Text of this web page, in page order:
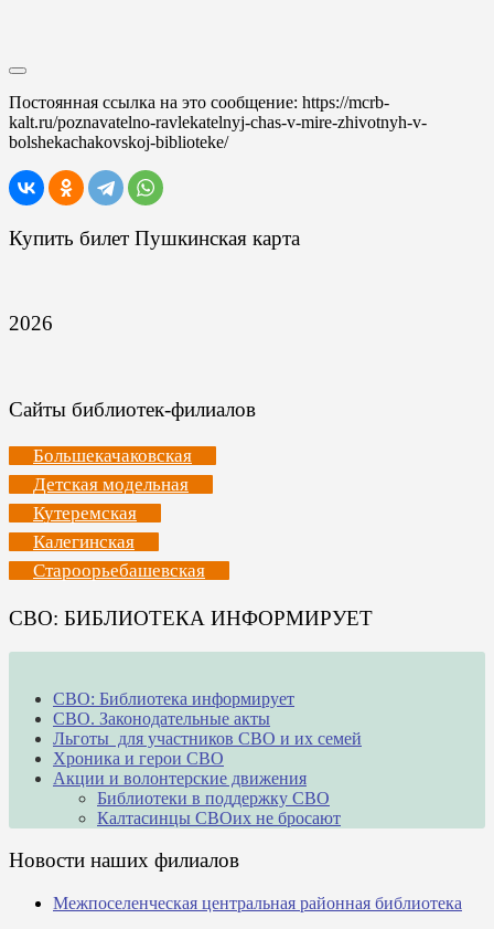
Постоянная ссылка на это сообщение: https://mcrb-
kalt.ru/poznavatelno-ravlekatelnyj-chas-v-mire-zhivotnyh-v-
bolshekachakovskoj-biblioteke/
Купить билет Пушкинская карта
2026
Сайты библиотек-филиалов
Большекачаковская
Детская модельная
Кутеремская
Калегинская
Староорьебашевская
СВО: БИБЛИОТЕКА ИНФОРМИРУЕТ
СВО: Библиотека информирует
СВО. Законодательные акты
Льготы для участников СВО и их семей
Хроника и герои СВО
Акции и волонтерские движения
Библиотеки в поддержку СВО
Калтасинцы СВОих не бросают
Новости наших филиалов
Межпоселенческая центральная районная библиотека